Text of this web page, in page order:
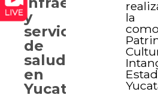
la
como
y
servicios
de
salud
en
Yucatán